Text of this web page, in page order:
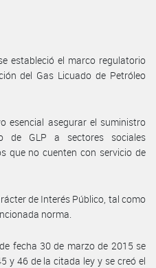
estableció el marco regulatorio
del Gas Licuado de Petróleo
esencial asegurar el suministro
de GLP a sectores sociales
que no cuenten con servicio de
de Interés Público, tal como
norma.
fecha 30 de marzo de 2015 se
y 46 de la citada ley y se creó el